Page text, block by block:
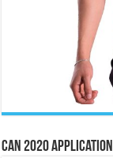
CAN 2020